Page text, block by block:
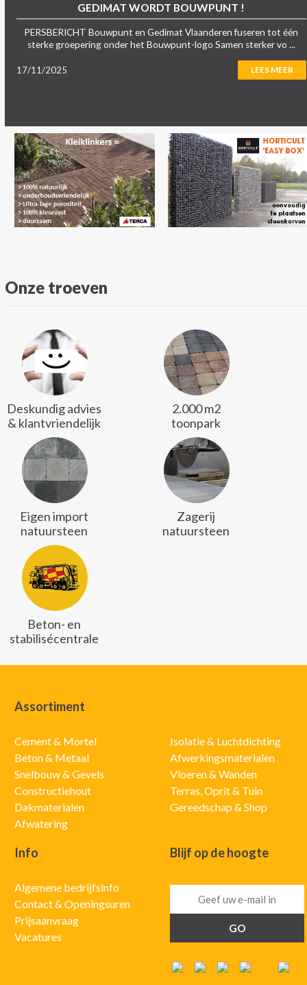
GEDIMAT WORDT BOUWPUNT !
PERSBERICHT Bouwpunt en Gedimat Vlaanderen fuseren tot één
sterke groepering onder het Bouwpunt-logo Samen sterker vo ...
17/11/2025 LEES MEER
Onze troeven
Deskundig advies
& klantvriendelijk
2.000 m2
toonpark
Eigen import
natuursteen
Zagerij
natuursteen
Beton- en
stabilisécentrale
Assortiment
Cement & Mortel
Beton & Metaal
Snelbouw & Gevels
Constructiehout
Dakmaterialen
Afwatering
Isolatie & Luchtdichting
Afwerkingsmaterialen
Vloeren & Wanden
Terras, Oprit & Tuin
Gereedschap & Shop
Info
Algemene bedrijfsinfo
Contact & Openingsuren
Prijsaanvraag
Vacatures
Blijf op de hoogte